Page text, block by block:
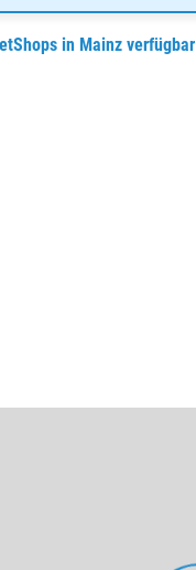
in Mainz verfügbar